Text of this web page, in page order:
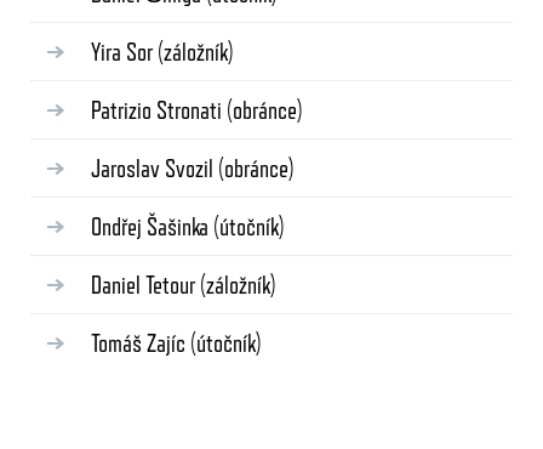
Yira Sor (záložník)
Patrizio Stronati (obránce)
Jaroslav Svozil (obránce)
Ondřej Šašinka (útočník)
Daniel Tetour (záložník)
Tomáš Zajíc (útočník)